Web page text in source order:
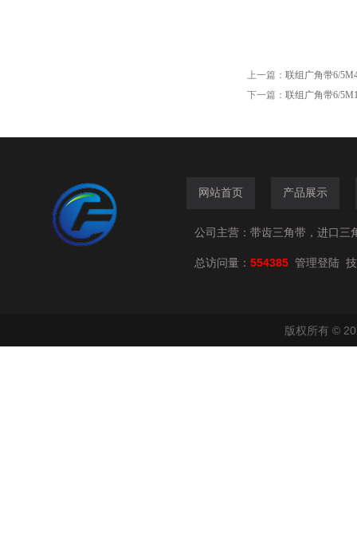
上一篇： 联组广角带6/
下一篇： 联组广角带6/
网站首页 产品展示
公司主营：带齿三角带，进口三
总访问量： 554385 管理登陆
版权所有 ©